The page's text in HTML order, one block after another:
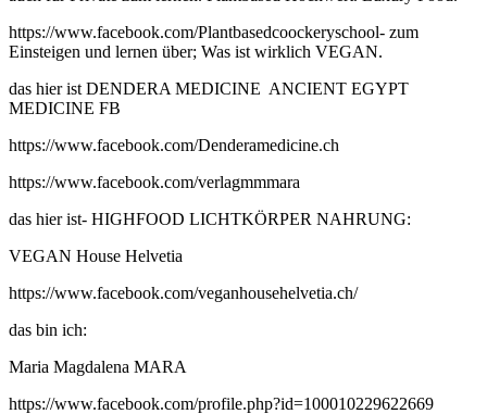
https://www.facebook.com/Plantbasedcoockeryschool- zum
Einsteigen und lernen über; Was ist wirklich VEGAN.
das hier ist DENDERA MEDICINE ANCIENT EGYPT
MEDICINE FB
https://www.facebook.com/Denderamedicine.ch
https://www.facebook.com/verlagmmmara
das hier ist- HIGHFOOD LICHTKÖRPER NAHRUNG:
VEGAN House Helvetia
https://www.facebook.com/veganhousehelvetia.ch/
das bin ich:
Maria Magdalena MARA
https://www.facebook.com/profile.php?id=100010229622669